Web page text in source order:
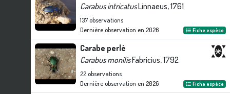
Carabus intricatusLinnaeus, 1761
137observations
Dernière observation en 2026 Fiche espèce
Carabe perlé
Carabus monilisFabricius, 1792
22observations
Dernière observation en 2026 Fiche espèce